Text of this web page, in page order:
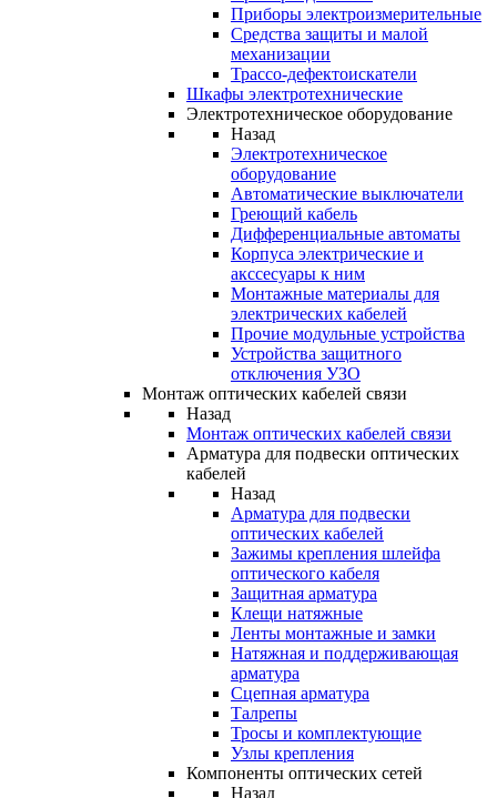
Приборы электроизмерительные
Средства защиты и малой
механизации
Трассо-дефектоискатели
Шкафы электротехнические
Электротехническое оборудование
Назад
Электротехническое
оборудование
Автоматические выключатели
Греющий кабель
Дифференциальные автоматы
Корпуса электрические и
акссесуары к ним
Монтажные материалы для
электрических кабелей
Прочие модульные устройства
Устройства защитного
отключения УЗО
Монтаж оптических кабелей связи
Назад
Монтаж оптических кабелей связи
Арматура для подвески оптических
кабелей
Назад
Арматура для подвески
оптических кабелей
Зажимы крепления шлейфа
оптического кабеля
Защитная арматура
Клещи натяжные
Ленты монтажные и замки
Натяжная и поддерживающая
арматура
Сцепная арматура
Талрепы
Тросы и комплектующие
Узлы крепления
Компоненты оптических сетей
Назад